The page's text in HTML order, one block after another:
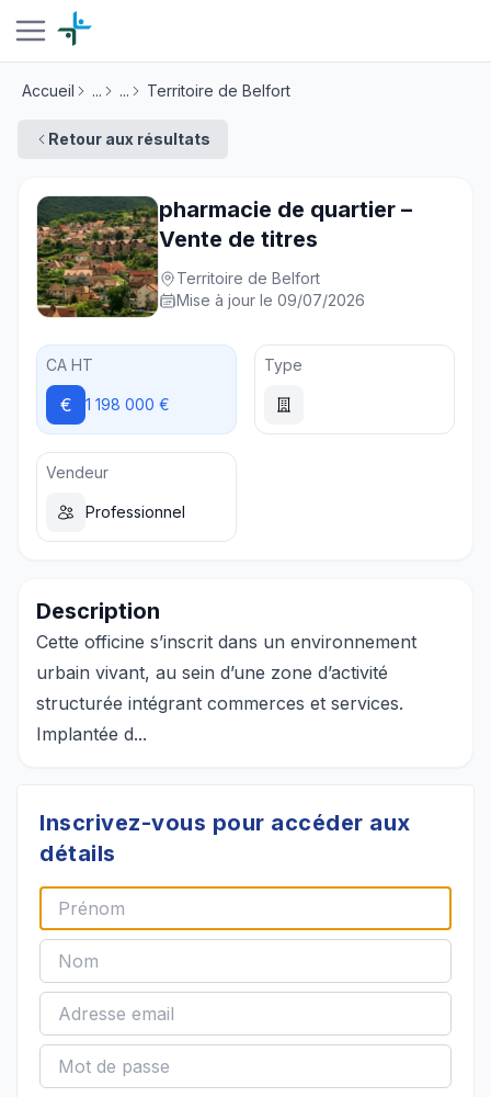
Accueil ... ... Territoire de Belfort
Retour aux résultats
pharmacie de quartier –
Vente de titres
Territoire de Belfort
Mise à jour le 09/07/2026
CA HT
€ 1 198 000 €
Type
Vendeur
Professionnel
Description
Cette officine s’inscrit dans un environnement
urbain vivant, au sein d’une zone d’activité
structurée intégrant commerces et services.
Implantée d...
Inscrivez-vous pour accéder aux
détails